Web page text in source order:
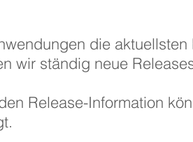
die
wir ständig neue
Release-Information